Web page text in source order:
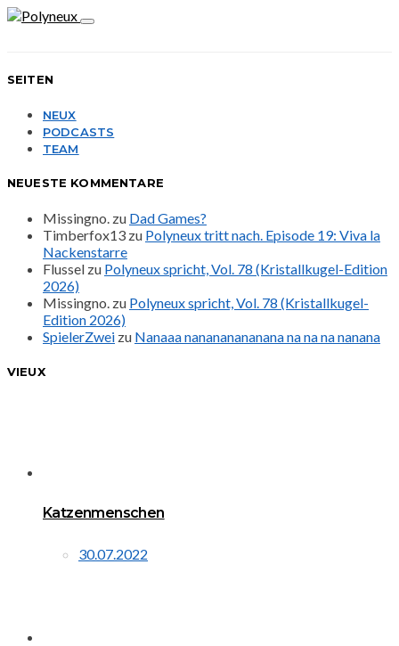
SEITEN
NEUX
PODCASTS
TEAM
NEUESTE KOMMENTARE
Missingno. zu Dad Games?
Timberfox13 zu Polyneux tritt nach. Episode 19: Viva la
Nackenstarre
Flussel zu Polyneux spricht, Vol. 78 (Kristallkugel-Edition
2026)
Missingno. zu Polyneux spricht, Vol. 78 (Kristallkugel-
Edition 2026)
SpielerZwei zu Nanaaa nanananananana na na na nanana
VIEUX
Katzenmenschen
30.07.2022